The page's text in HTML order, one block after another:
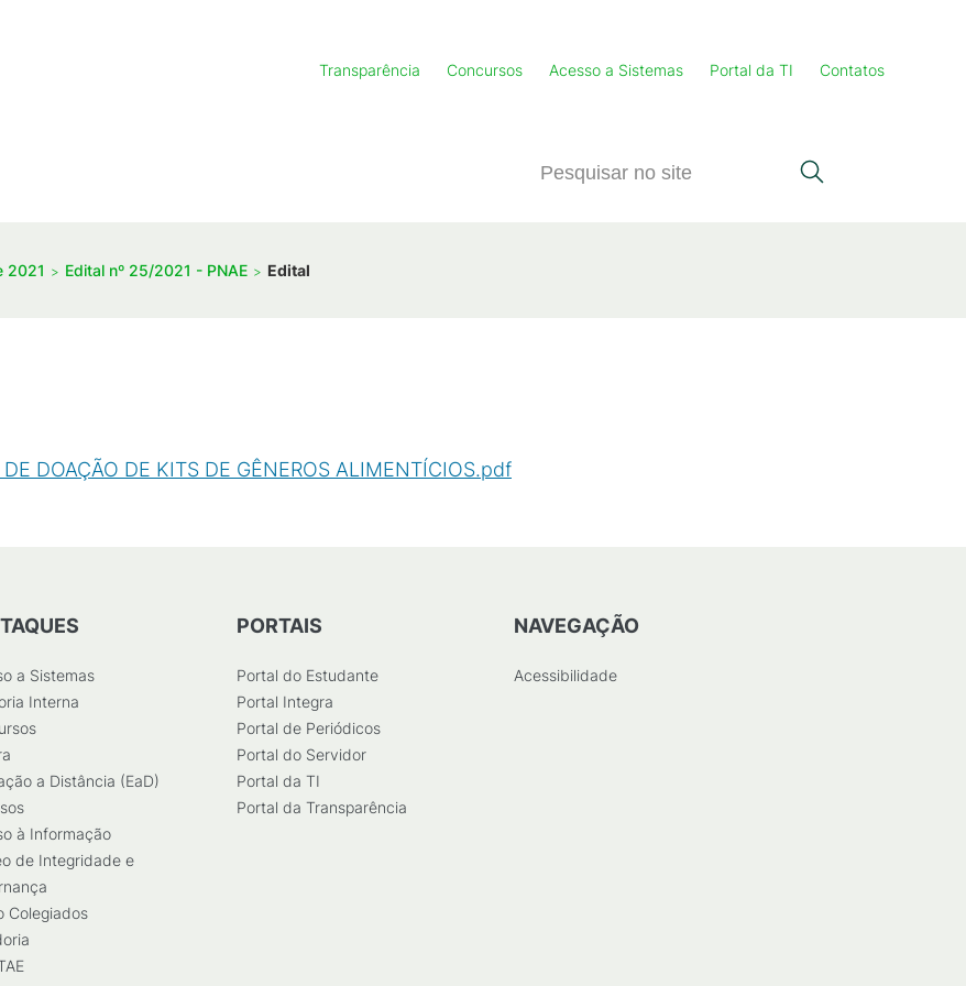
Transparência Concursos Acesso a Sistemas Portal da TI Contatos
2021 Edital nº 25/2021 - PNAE Edital
DOAÇÃO DE KITS DE GÊNEROS ALIMENTÍCIOS.pdf
a Sistemas
Interna
a Distância (EaD)
à Informação
de Integridade e
Colegiados
PORTAIS
Portal do Estudante
Portal Integra
Portal de Periódicos
Portal do Servidor
Portal da TI
Portal da Transparência
NAVEGAÇÃO
Acessibilidade